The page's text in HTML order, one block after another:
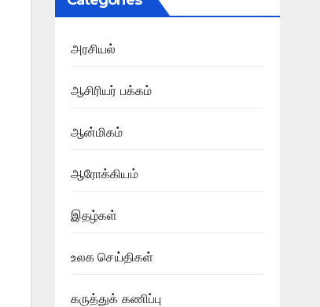
அரசியல்
ஆசிரியர் பக்கம்
ஆன்மிகம்
ஆரோக்கியம்
இதழ்கள்
உலக செய்திகள்
கருத்துக் கணிப்பு